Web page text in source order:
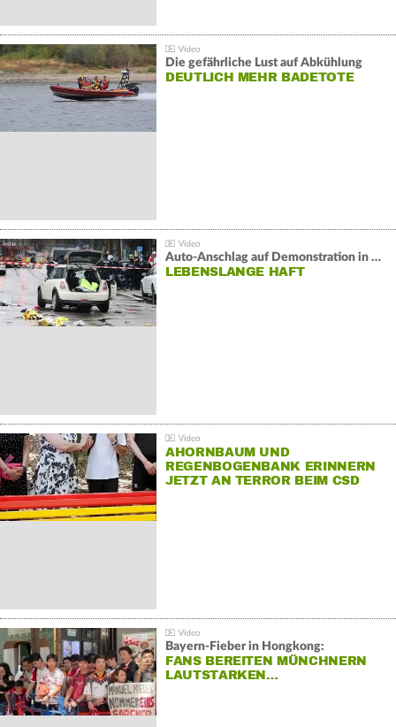
Die gefährliche Lust auf Abkühlung
DEUTLICH MEHR BADETOTE
Auto-Anschlag auf Demonstration in München:
LEBENSLANGE HAFT
AHORNBAUM UND
REGENBOGENBANK ERINNERN
JETZT AN TERROR BEIM CSD
Bayern-Fieber in Hongkong:
FANS BEREITEN MÜNCHNERN
LAUTSTARKEN…